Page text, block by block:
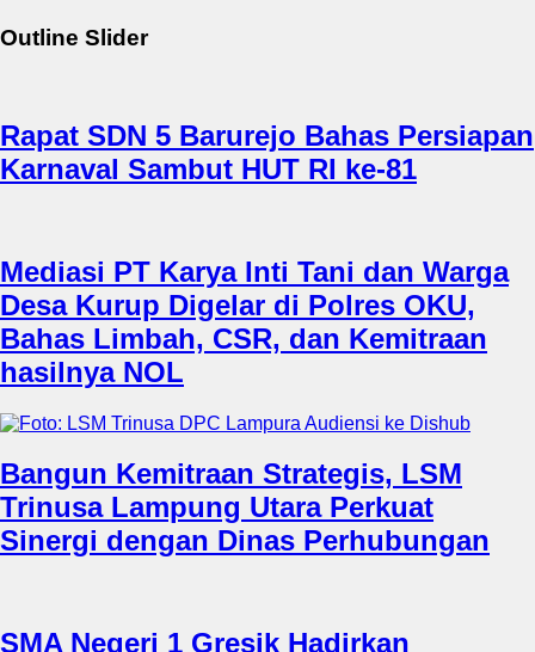
Outline Slider
Rapat SDN 5 Barurejo Bahas Persiapan
Karnaval Sambut HUT RI ke-81
Mediasi PT Karya Inti Tani dan Warga
Desa Kurup Digelar di Polres OKU,
Bahas Limbah, CSR, dan Kemitraan
hasilnya NOL
Bangun Kemitraan Strategis, LSM
Trinusa Lampung Utara Perkuat
Sinergi dengan Dinas Perhubungan
SMA Negeri 1 Gresik Hadirkan